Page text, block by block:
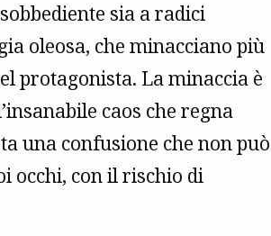
sia a radici
oleosa, che minacciano più
protagonista. La minaccia è
caos che regna
una confusione che non può
occhi, con il rischio di